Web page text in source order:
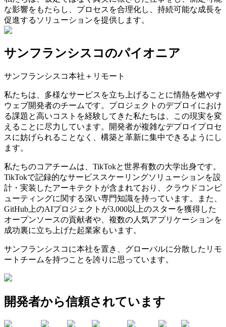
な影響をもたらし、プロセスを合理化し、持続可能な成長を
促進するソリューションを提供します。
サンフランシスコのパイオニア
サンフランシスコ本社＋リモート
私たちは、多様なサービスを立ち上げることに情熱を燃やす
ウェブ開発者のチームです。プロジェクトのデプロイにおけ
る課題と高いコストを経験してきた私たちは、この現実を変
えることに尽力しています。開発者が複雑なデプロイプロセ
スに妨げられることなく、構築と革新に集中できるようにし
ます。
私たちのコアチームは、TikTokと世界有数の大学出身です。
TikTokで記録的なサービススケーリングソリューションを設
計・実装したアーキテクトが含まれており、クラウドコンピ
ューティングに関する深い専門知識を持っています。また、
GitHub上のAIプロジェクトが3,000以上のスターを獲得した
オープンソースの貢献者や、複数の人気アプリケーションを
成功裏に立ち上げた起業家もいます。
サンフランシスコに本社を置き、グローバルに分散したリモ
ートチームを持つことを誇りに思っています。
開発者から信頼されています